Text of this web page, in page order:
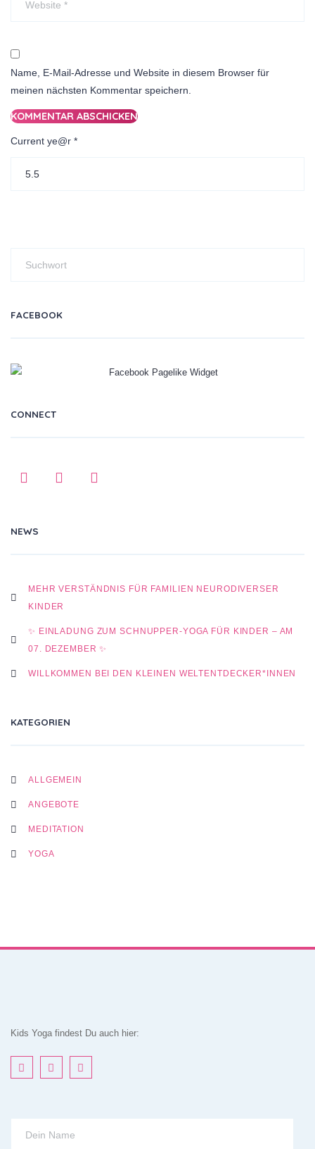
Name, E-Mail-Adresse und Website in diesem Browser für
meinen nächsten Kommentar speichern.
Current ye@r *
FACEBOOK
CONNECT
NEWS
MEHR VERSTÄNDNIS FÜR FAMILIEN NEURODIVERSER
KINDER
✨ EINLADUNG ZUM SCHNUPPER-YOGA FÜR KINDER – AM
07. DEZEMBER ✨
WILLKOMMEN BEI DEN KLEINEN WELTENTDECKER*INNEN
KATEGORIEN
ALLGEMEIN
ANGEBOTE
MEDITATION
YOGA
Kids Yoga findest Du auch hier: